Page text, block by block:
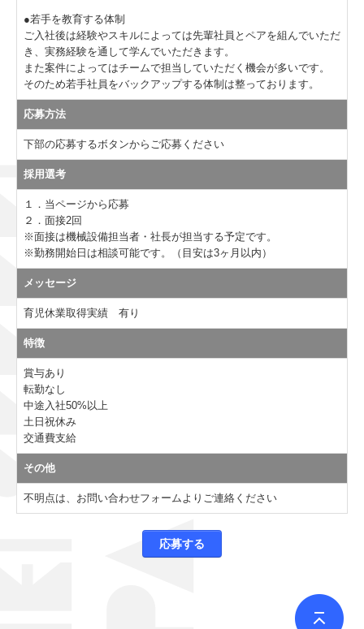
●若手を教育する体制
ご入社後は経験やスキルによっては先輩社員とペアを組んでいただ
き、実務経験を通して学んでいただきます。
また案件によってはチームで担当していただく機会が多いです。
そのため若手社員をバックアップする体制は整っております。
応募方法
下部の応募するボタンからご応募ください
採用選考
１．当ページから応募
２．面接2回
※面接は機械設備担当者・社長が担当する予定です。
※勤務開始日は相談可能です。（目安は3ヶ月以内）
メッセージ
育児休業取得実績 有り
特徴
賞与あり
転勤なし
中途入社50%以上
土日祝休み
交通費支給
その他
不明点は、お問い合わせフォームよりご連絡ください
応募する